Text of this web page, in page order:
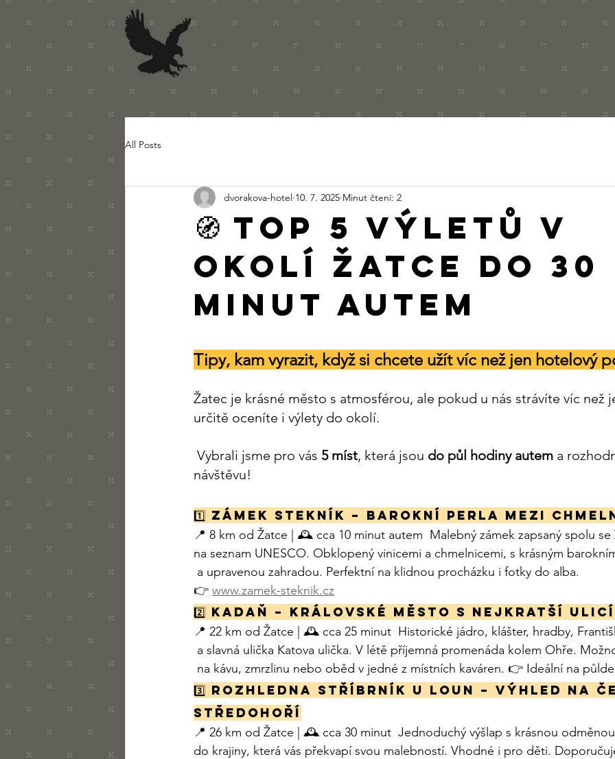
ČERNÝ OREL Ubytování Snídaně Kongresové centrum
All Posts
🧭 TOP 5 výletů v
okolí Žatce do 30
minut autem
dvorakova-hotel 10. 7. 2025 Minut čtení: 2
Tipy, kam vyrazit, když si chcete užít víc než jen hotelový
Žatec je krásné město s atmosférou, ale pokud u nás strávíte víc než
určitě oceníte i výlety do okolí.
Vybrali jsme pro vás 5 míst, která jsou do půl hodiny autem a
návštěvu!
1️⃣ Zámek Stekník – barokní perla mezi
📍 8 km od Žatce | 🕰️ cca 10 minut autem  Malebný zámek zapsaný spolu se
na seznam UNESCO. Obklopený vinicemi a chmelnicemi, s krásným
a upravenou zahradou. Perfektní na klidnou procházku i fotky do alba.
👉 www.zamek-steknik.cz
2️⃣ Kadaň – královské město s nejkratší ulicí
📍 22 km od Žatce | 🕰️ cca 25 minut  Historické jádro, klášter, hradby,
a slavná ulička Katova ulička. V létě příjemná promenáda kolem Ohře.
na kávu, zmrzlinu nebo oběd v jedné z místních kaváren. 👉 Ideální na
3️⃣ Rozhledna Stříbrník u Loun – výhled na
středohoří
📍 26 km od Žatce | 🕰️ cca 30 minut  Jednoduchý výšlap s krásnou
do krajiny, která vás překvapí svou malebností. Vhodné i pro děti.